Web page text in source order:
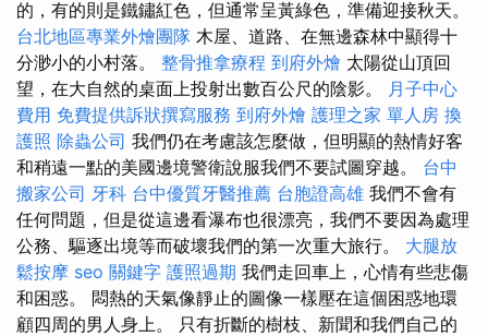
的，有的則是鐵鏽紅色，但通常呈黃綠色，準備迎接秋天。
台北地區專業外燴團隊 木屋、道路、在無邊森林中顯得十
分渺小的小村落。 整骨推拿療程 到府外燴 太陽從山頂回
望，在大自然的桌面上投射出數百公尺的陰影。
月子中心
費用 免費提供訴狀撰寫服務 到府外燴 護理之家 單人房 換
護照 除蟲公司 我們仍在考慮該怎麼做，但明顯的熱情好客
和稍遠一點的美國邊境警衛說服我們不要試圖穿越。 台中
搬家公司 牙科 台中優質牙醫推薦 台胞證高雄 我們不會有
任何問題，但是從這邊看瀑布也很漂亮，我們不要因為處理
公務、驅逐出境等而破壞我們的第一次重大旅行。 大腿放
鬆按摩 seo 關鍵字 護照過期 我們走回車上，心情有些悲傷
和困惑。 悶熱的天氣像靜止的圖像一樣壓在這個困惑地環
顧四周的男人身上。 只有折斷的樹枝、新聞和我們自己的